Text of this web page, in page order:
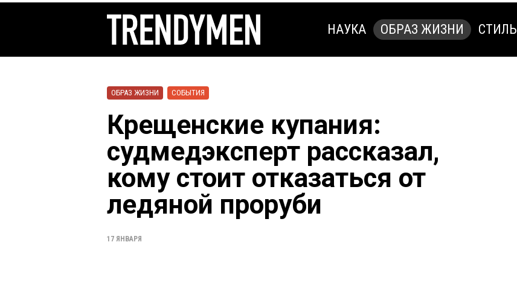
НАУКА ОБРАЗ ЖИЗНИ СТИЛЬ
ОБРАЗ ЖИЗНИ СОБЫТИЯ
Крещенские купания:
судмедэксперт рассказал,
кому стоит отказаться от
ледяной проруби
17 ЯНВАРЯ